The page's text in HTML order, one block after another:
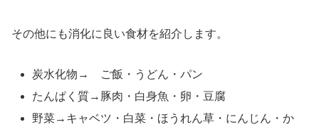
その他にも消化に良い食材を紹介します。
炭水化物→ ご飯・うどん・パン
たんぱく質→豚肉・白身魚・卵・豆腐
野菜→キャベツ・白菜・ほうれん草・にんじん・か